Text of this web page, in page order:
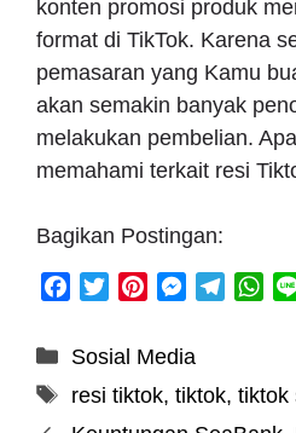
konten promosi produk
format di TikTok. Karena
pemasaran yang Kamu
akan semakin banyak
melakukan pembelian.
memahami terkait resi
Bagikan Postingan:
b
i
e
M
e
g
W
s
Categories
Sosial Media
Tags
resi tiktok, tiktok, tiktok